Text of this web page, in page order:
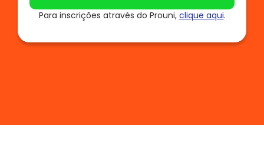
Para inscrições através do Prouni, clique aqui.